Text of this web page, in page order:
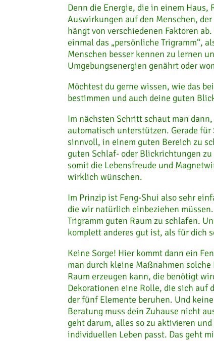
Denn die Energie, die in einem Haus,
Auswirkungen auf den Menschen,
hängt von verschiedenen Faktoren ab.
einmal das „persönliche Trigramm“,
Menschen besser kennen zu lernen
Umgebungsenergien genährt oder
Möchtest du gerne wissen, wie das
bestimmen und auch deine guten
Im nächsten Schritt schaut man
automatisch unterstützen. Gerade
sinnvoll, in einem guten Bereich zu
guten Schlaf- oder Blickrichtungen
somit die Lebensfreude und
wirklich wünschen.
Im Prinzip ist Feng-Shui also sehr
die wir natürlich einbeziehen
Trigramm guten Raum zu schlafen.
komplett anderes gut ist, als für dich
Keine Sorge! Hier kommt dann ein
man durch kleine Maßnahmen
Raum erzeugen kann, die benötigt
Dekorationen eine Rolle, die sich auf
der fünf Elemente beruhen. Und
Beratung muss dein Zuhause nicht
geht darum, alles so zu aktivieren
individuellen Leben passt. Das geht